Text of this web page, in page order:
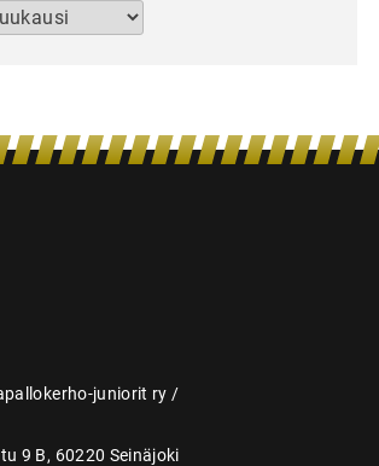
juniorit ry /
9 B, 60220 Seinäjoki